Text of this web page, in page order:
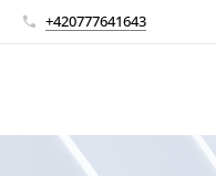
+420777641643